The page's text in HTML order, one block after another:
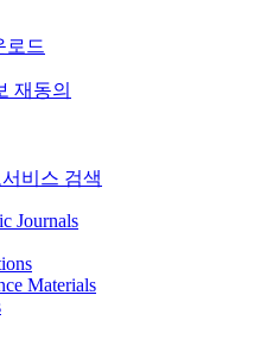
로드
재동의
비스 검색
Journals
Materials